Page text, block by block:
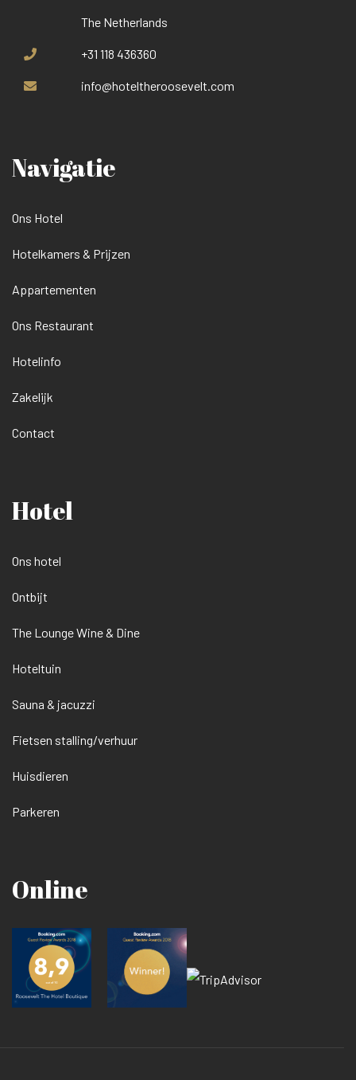
The Netherlands
+31 118 436360
info@hoteltheroosevelt.com
Navigatie
Ons Hotel
Hotelkamers & Prijzen
Appartementen
Ons Restaurant
Hotelinfo
Zakelijk
Contact
Hotel
Ons hotel
Ontbijt
The Lounge Wine & Dine
Hoteltuin
Sauna & jacuzzi
Fietsen stalling/verhuur
Huisdieren
Parkeren
Online